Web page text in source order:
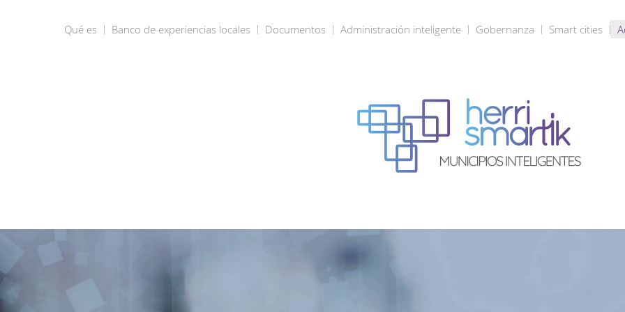
Qué es Banco de experiencias locales Documentos Administración inteligente Gobernanza Smart cities